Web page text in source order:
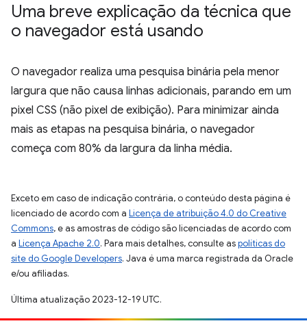
Uma breve explicação da técnica que
o navegador está usando
O navegador realiza uma pesquisa binária pela menor
largura que não causa linhas adicionais, parando em um
pixel CSS (não pixel de exibição). Para minimizar ainda
mais as etapas na pesquisa binária, o navegador
começa com 80% da largura da linha média.
Exceto em caso de indicação contrária, o conteúdo desta página é
licenciado de acordo com a Licença de atribuição 4.0 do Creative
Commons, e as amostras de código são licenciadas de acordo com
a Licença Apache 2.0. Para mais detalhes, consulte aspolíticas do
site do Google Developers. Java é uma marca registrada da Oracle
e/ou afiliadas.
Última atualização 2023-12-19 UTC.